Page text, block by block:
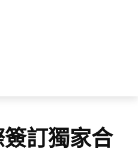
訂獨家合